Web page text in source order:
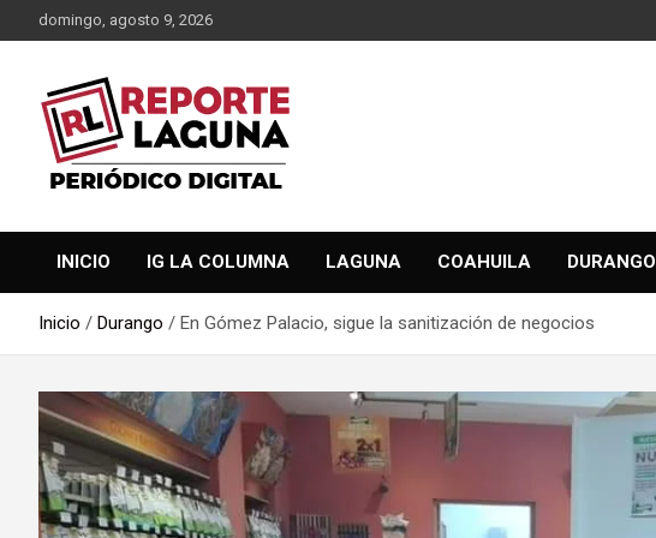
al
domingo, agosto 9, 2026
Reporte Laguna
INICIO IG LA COLUMNA LAGUNA COAHUILA DURANGO
Inicio Durango En Gómez Palacio, sigue la sanitización de negocios